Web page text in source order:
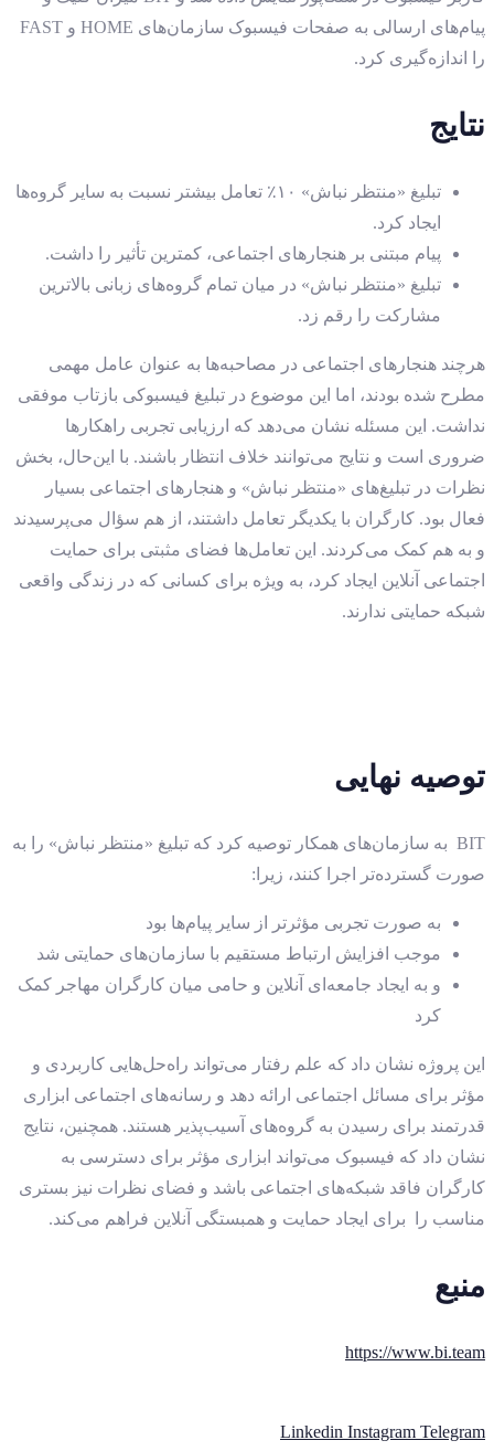
پیام‌های ارسالی به صفحات فیسبوک سازمان‌های HOME و FAST
را اندازه‌گیری کرد.
نتایج
تبلیغ «منتظر نباش» ۱۰٪ تعامل بیشتر نسبت به سایر گروه‌ها
ایجاد کرد.
پیام مبتنی بر هنجارهای اجتماعی، کمترین تأثیر را داشت.
تبلیغ «منتظر نباش» در میان تمام گروه‌های زبانی بالاترین
مشارکت را رقم زد.
هرچند هنجارهای اجتماعی در مصاحبه‌ها به عنوان عامل مهمی
مطرح شده بودند، اما این موضوع در تبلیغ فیسبوکی بازتاب موفقی
نداشت. این مسئله نشان می‌دهد که ارزیابی تجربی راهکارها
ضروری است و نتایج می‌توانند خلاف انتظار باشند. با این‌حال، بخش
نظرات در تبلیغ‌های «منتظر نباش» و هنجارهای اجتماعی بسیار
فعال بود. کارگران با یکدیگر تعامل داشتند، از هم سؤال می‌پرسیدند
و به هم کمک می‌کردند. این تعامل‌ها فضای مثبتی برای حمایت
اجتماعی آنلاین ایجاد کرد، به ویژه برای کسانی که در زندگی واقعی
شبکه حمایتی ندارند.
توصیه نهایی
BIT به سازمان‌های همکار توصیه کرد که تبلیغ «منتظر نباش» را به
صورت گسترده‌تر اجرا کنند، زیرا:
به صورت تجربی مؤثرتر از سایر پیام‌ها بود
موجب افزایش ارتباط مستقیم با سازمان‌های حمایتی شد
و به ایجاد جامعه‌ای آنلاین و حامی میان کارگران مهاجر کمک
کرد
این پروژه نشان داد که علم رفتار می‌تواند راه‌حل‌هایی کاربردی و
مؤثر برای مسائل اجتماعی ارائه دهد و رسانه‌های اجتماعی ابزاری
قدرتمند برای رسیدن به گروه‌های آسیب‌پذیر هستند. همچنین، نتایج
نشان داد که فیسبوک می‌تواند ابزاری مؤثر برای دسترسی به
کارگران فاقد شبکه‌های اجتماعی باشد و فضای نظرات نیز بستری
مناسب را برای ایجاد حمایت و همبستگی آنلاین فراهم می‌کند.
منبع
https://www.bi.team
Linkedin Instagram Telegram